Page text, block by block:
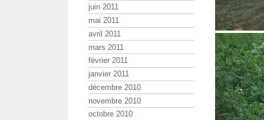
juin 2011
mai 2011
avril 2011
mars 2011
février 2011
janvier 2011
décembre 2010
novembre 2010
octobre 2010